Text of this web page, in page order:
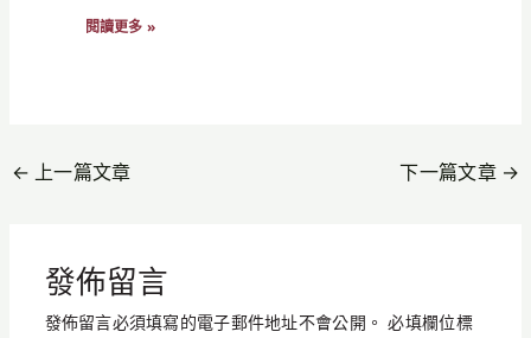
閱讀更多 »
← 上一篇文章 下一篇文章 →
發佈留言
發佈留言必須填寫的電子郵件地址不會公開。 必填欄位標